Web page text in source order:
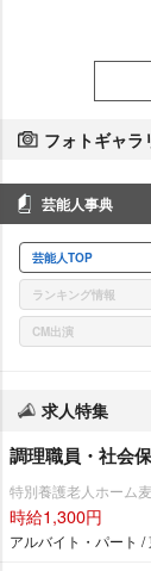
フォトギャラ
芸能人事典
芸能人TOP
ランキング情報
CM出演
求人特集
調理職員・社会
特別養護老人ホーム
時給1,300円
アルバイト・パート /